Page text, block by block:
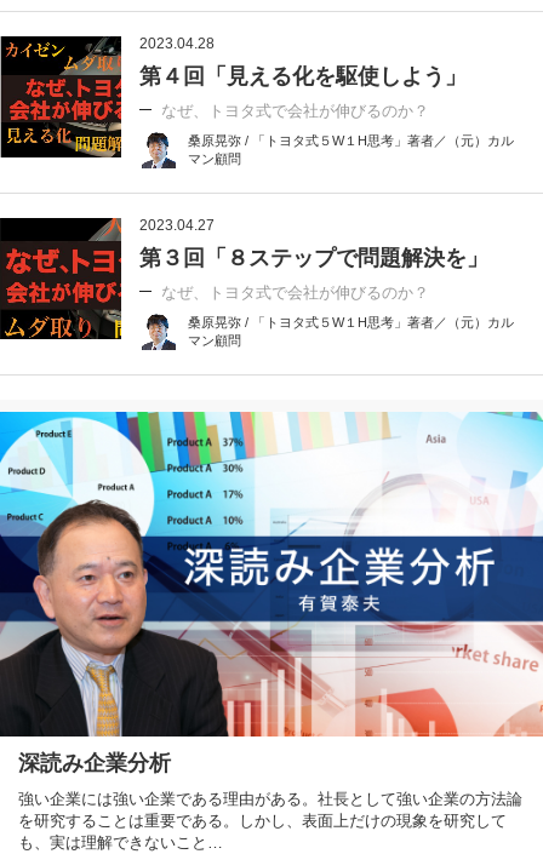
2023.04.28
第４回「見える化を駆使しよう」
なぜ、トヨタ式で会社が伸びるのか？
桑原晃弥 / 「トヨタ式５W１H思考」著者／（元）カル
マン顧問
2023.04.27
第３回「８ステップで問題解決を」
なぜ、トヨタ式で会社が伸びるのか？
桑原晃弥 / 「トヨタ式５W１H思考」著者／（元）カル
マン顧問
深読み企業分析
強い企業には強い企業である理由がある。社長として強い企業の方法論
を研究することは重要である。しかし、表面上だけの現象を研究して
も、実は理解できないこと…